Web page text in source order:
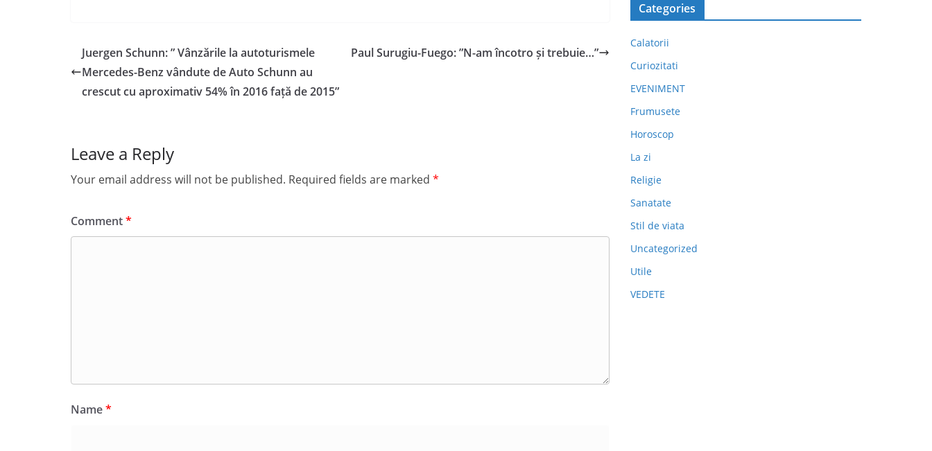
Juergen Schunn: ” Vânzările la autoturismele
Mercedes-Benz vândute de Auto Schunn au
crescut cu aproximativ 54% în 2016 față de 2015”
Paul Surugiu-Fuego: ”N-am încotro și trebuie…”
Leave a Reply
Your email address will not be published. Required fields are marked *
Comment*
Name*
Categories
Calatorii
Curiozitati
EVENIMENT
Frumusete
Horoscop
La zi
Religie
Sanatate
Stil de viata
Uncategorized
Utile
VEDETE